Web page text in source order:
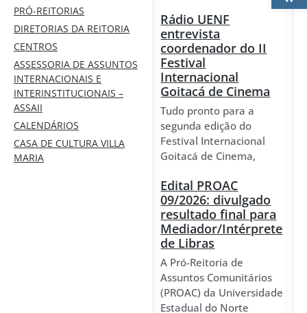
PRÓ-REITORIAS
DIRETORIAS DA REITORIA
CENTROS
ASSESSORIA DE ASSUNTOS
INTERNACIONAIS E
INTERINSTITUCIONAIS –
ASSAII
CALENDÁRIOS
CASA DE CULTURA VILLA
MARIA
Rádio UENF
entrevista
coordenador do II
Festival
Internacional
Goitacá de Cinema
Tudo pronto para a
segunda edição do
Festival Internacional
Goitacá de Cinema,
Edital PROAC
09/2026: divulgado
resultado final para
Mediador/Intérprete
de Libras
A Pró-Reitoria de
Assuntos Comunitários
(PROAC) da Universidade
Estadual do Norte